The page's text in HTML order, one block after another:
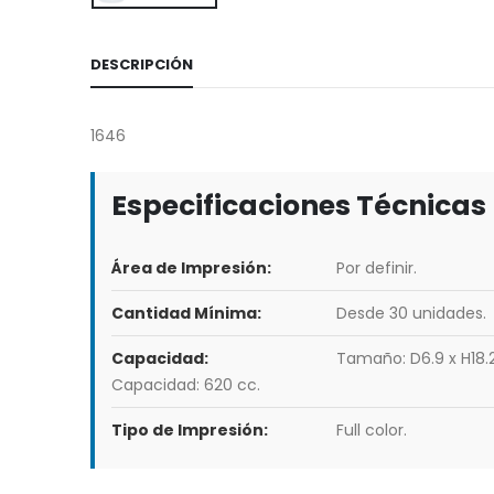
DESCRIPCIÓN
1646
Especificaciones Técnicas
Área de Impresión: Por definir.
Cantidad Mínima: Desde 30 unidades.
Capacidad:
Tamaño: D6.9 x
Capacidad: 620 cc.
Tipo de Impresión: Full color.